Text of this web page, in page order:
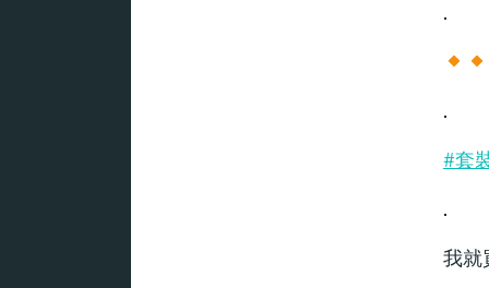
.
.
#套
.
我就